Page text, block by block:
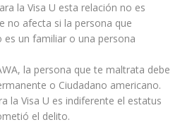
la Visa U esta relación no es
no afecta si la persona que
un familiar o una persona
la persona que te maltrata debe
o Ciudadano americano.
la Visa U es indiferente el estatus
el delito.